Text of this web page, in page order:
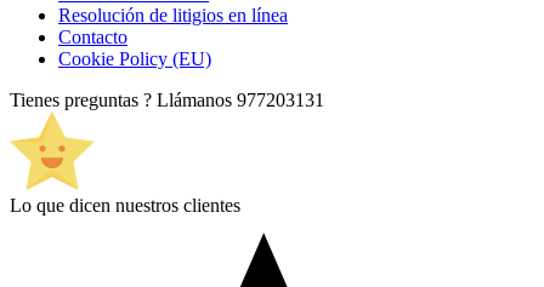
Resolución de litigios en línea
Contacto
Cookie Policy (EU)
Tienes preguntas ? Llámanos 977203131
Lo que dicen nuestros clientes